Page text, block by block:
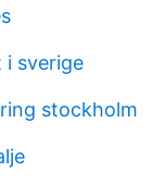
i sverige
stockholm